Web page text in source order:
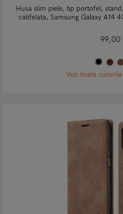
Husa slim piele, tip portofel,
catifelata, Samsung Galaxy A14
99,00
Vezi toate